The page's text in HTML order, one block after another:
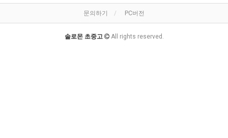
문의하기 PC버전
솔로몬 초중고 All rights reserved.